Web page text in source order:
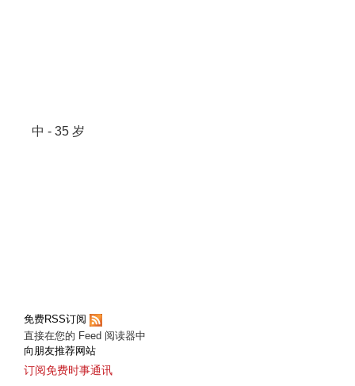
中 - 35 岁
免费RSS订阅
直接在您的 Feed 阅读器中
向朋友推荐网站
订阅免费时事通讯